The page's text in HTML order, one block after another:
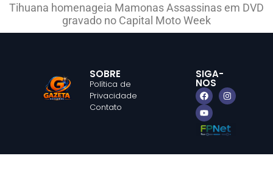
Tihuana homenageia Mamonas Assassinas em DVD
gravado no Capital Moto Week
SOBRE
Política de
Privacidade
Contato
SIGA-
NOS